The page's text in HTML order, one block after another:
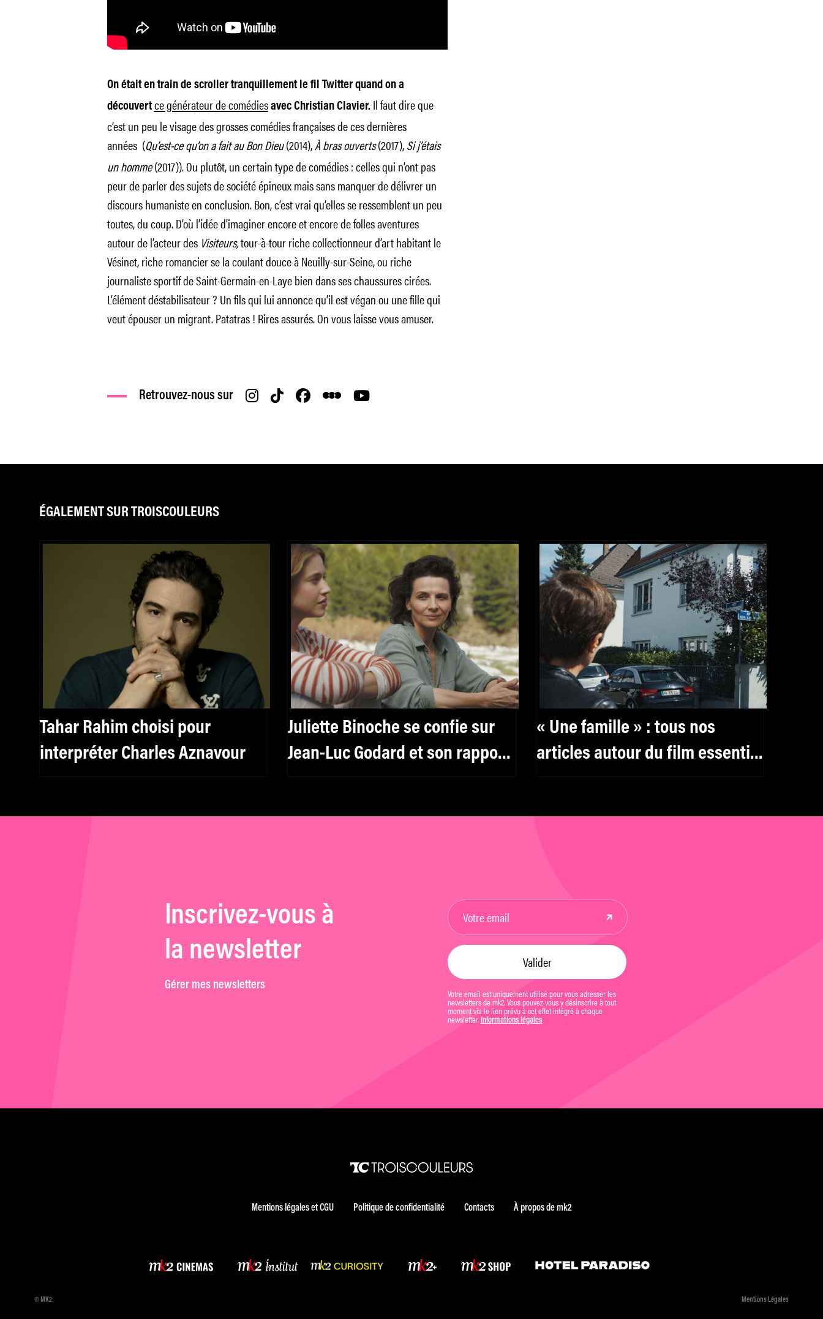
On était en train de scroller tranquillement le fil Twitter quand on a
découvertce générateur de comédiesavec Christian Clavier. Il faut dire que
c’est un peu le visage des grosses comédies françaises de ces dernières
années (Qu’est-ce qu’on a fait au Bon Dieu(2014),À bras ouverts(2017),Si j’étais
un homme(2017)). Ou plutôt, un certain type de comédies : celles qui n’ont pas
peur de parler des sujets de société épineux mais sans manquer de délivrer un
discours humaniste en conclusion. Bon, c’est vrai qu’elles se ressemblent un peu
toutes, du coup. D’où l’idée d’imaginer encore et encore de folles aventures
autour de l’acteur des Visiteurs,tour-à-tour riche collectionneur d’art habitant le
Vésinet, riche romancier se la coulant douce à Neuilly-sur-Seine, ou riche
journaliste sportif de Saint-Germain-en-Laye bien dans ses chaussures cirées.
L’élément déstabilisateur ? Un fils qui lui annonce qu’il est végan ou une fille qui
veut épouser un migrant. Patatras ! Rires assurés. On vous laisse vous amuser.
Retrouvez-nous sur
ÉGALEMENT SUR TROISCOULEURS
Tahar Rahim choisi pour
interpréter Charles Aznavour
Juliette Binoche se confie sur
Jean-Luc Godard et son rapport
« Une famille » : tous nos
articles autour du film essentiel
Inscrivez-vous à
la newsletter
Gérer mes newsletters
Votre email est uniquement utilisé pour vous adresser les
newsletters de mk2. Vous pouvez vous y désinscrire à tout
moment via le lien prévu à cet effet intégré à chaque
newsletter. Informations légales
Mentions légales et CGU Politique de confidentialité Contacts À propos de mk2
© MK2 Mentions Légales